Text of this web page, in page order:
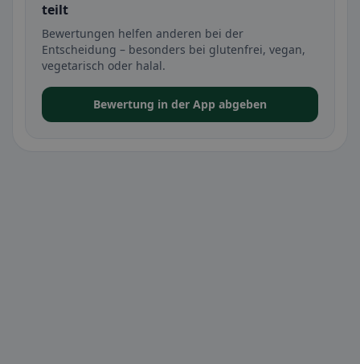
teilt
Bewertungen helfen anderen bei der
Entscheidung – besonders bei glutenfrei, vegan,
vegetarisch oder halal.
Bewertung in der App abgeben